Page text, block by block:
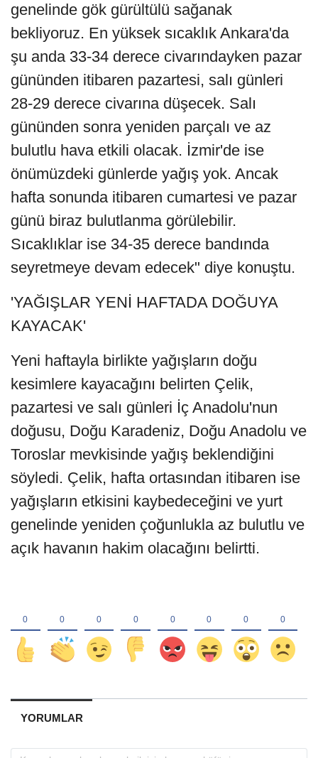
genelinde gök gürültülü sağanak
bekliyoruz. En yüksek sıcaklık Ankara'da
şu anda 33-34 derece civarındayken pazar
gününden itibaren pazartesi, salı günleri
28-29 derece civarına düşecek. Salı
gününden sonra yeniden parçalı ve az
bulutlu hava etkili olacak. İzmir'de ise
önümüzdeki günlerde yağış yok. Ancak
hafta sonunda itibaren cumartesi ve pazar
günü biraz bulutlanma görülebilir.
Sıcaklıklar ise 34-35 derece bandında
seyretmeye devam edecek" diye konuştu.
'YAĞIŞLAR YENİ HAFTADA DOĞUYA
KAYACAK'
Yeni haftayla birlikte yağışların doğu
kesimlere kayacağını belirten Çelik,
pazartesi ve salı günleri İç Anadolu'nun
doğusu, Doğu Karadeniz, Doğu Anadolu ve
Toroslar mevkisinde yağış beklendiğini
söyledi. Çelik, hafta ortasından itibaren ise
yağışların etkisini kaybedeceğini ve yurt
genelinde yeniden çoğunlukla az bulutlu ve
açık havanın hakim olacağını belirtti.
YORUMLAR